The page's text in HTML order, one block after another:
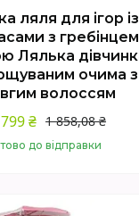
ляля для ігор із
з гребінцем
Лялька
очима з
волоссям
1 858,08 ₴
₴
до відправки